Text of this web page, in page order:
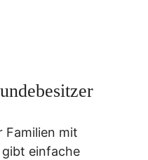
Familien mit
gibt einfache